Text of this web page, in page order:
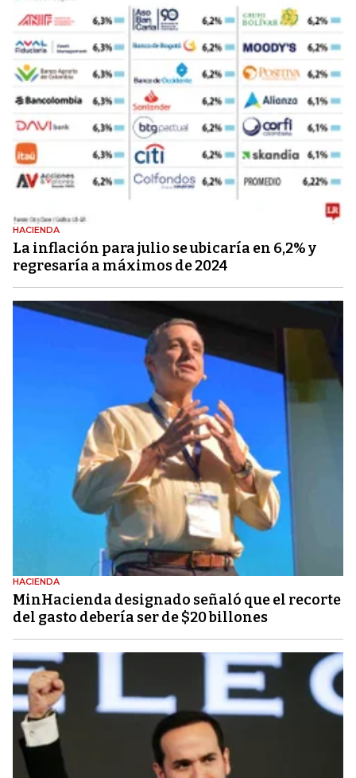
HACIENDA
La inflación para julio se ubicaría en 6,2% y
regresaría a máximos de 2024
HACIENDA
MinHacienda designado señaló que el recorte
del gasto debería ser de $20 billones